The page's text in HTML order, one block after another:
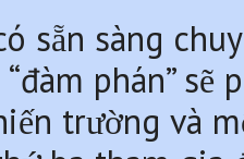
sẵn sàng
phán”
trường và